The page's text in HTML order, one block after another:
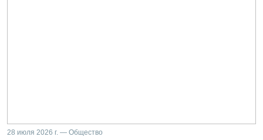
28 июля 2026 г. — Общество